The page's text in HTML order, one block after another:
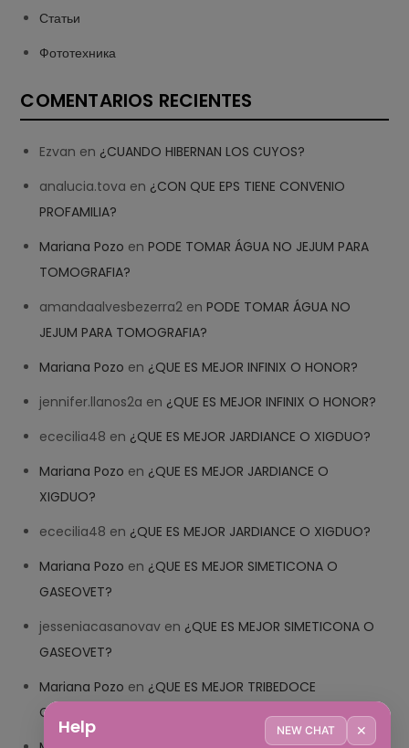
Статьи
Фототехника
COMENTARIOS RECIENTES
Ezvan en ¿CUANDO HIBERNAN LOS CUYOS?
analucia.tova en ¿CON QUE EPS TIENE CONVENIO
PROFAMILIA?
Mariana Pozo enPODE TOMAR ÁGUA NO JEJUM PARA
TOMOGRAFIA?
amandaalvesbezerra2 enPODE TOMAR ÁGUA NO
JEJUM PARA TOMOGRAFIA?
Mariana Pozo en ¿QUE ES MEJOR INFINIX O HONOR?
jennifer.llanos2a en ¿QUE ES MEJOR INFINIX O HONOR?
ececilia48 en ¿QUE ES MEJOR JARDIANCE O XIGDUO?
Mariana Pozo en ¿QUE ES MEJOR JARDIANCE O
XIGDUO?
ececilia48 en ¿QUE ES MEJOR JARDIANCE O XIGDUO?
Mariana Pozo en ¿QUE ES MEJOR SIMETICONA O
GASEOVET?
jesseniacasanovav en ¿QUE ES MEJOR SIMETICONA O
GASEOVET?
Mariana Pozo en ¿QUE ES MEJOR TRIBEDOCE
COMPUESTO O TRIBEDOCE DX?
Help NEW CHAT ✕